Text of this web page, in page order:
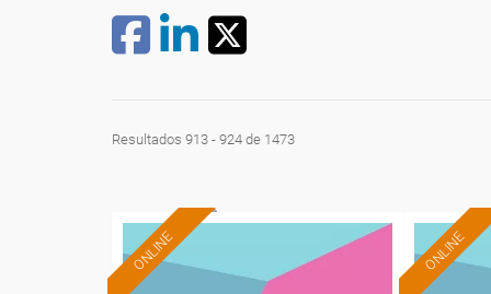
Resultados 913 - 924 de 1473
ONLINE ONLINE